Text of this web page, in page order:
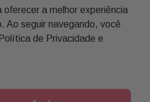
Enviar
a política de privacidade
a melhor experiência
Ao seguir navegando, você
de Privacidade e